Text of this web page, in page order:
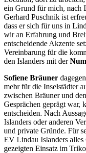
ein Grund für mich, nach
Gerhard Puschnik ist
dass er sich für uns in
wir an Erfahrung und
entscheidende Akzente
Vereinbarung für die
den Islanders mit der
Sofiene Bräuner
mehr für die Inselstädter
zwischen Bräuner und
Gesprächen geprägt war,
entscheiden. Nach
Islanders oder anderen
und private Gründe. Für
EV Lindau Islanders alles
gezeigten Einsatz im